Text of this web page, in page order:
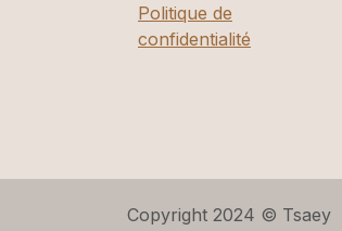
Politique de
confidentialité
Copyright 2024 © Tsaey